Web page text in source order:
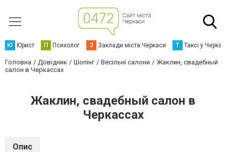
Ю Юрист П Психолог З Заклади міста Черкаси Т Таксі у
Головна Довідник Шопінг Весільні салони
Жаклин, свадебный
салон в Черкассах
Жаклин, свадебный салон в
Черкассах
Опис